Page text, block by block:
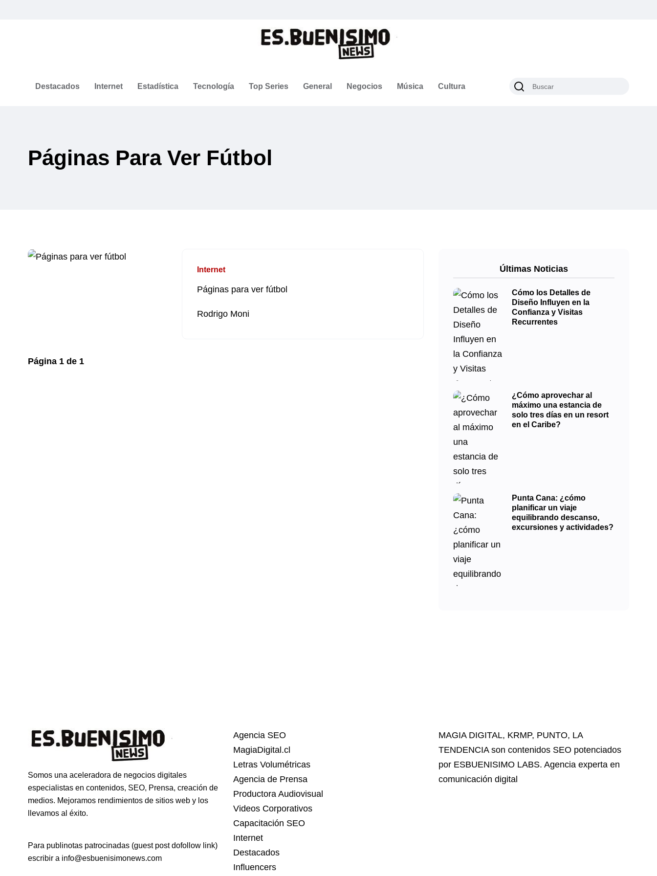
Destacados Internet Estadística Tecnología Top Series General Negocios Música Cultura
Páginas Para Ver Fútbol
Internet
Páginas para ver fútbol
Rodrigo Moni
Página 1 de 1
Últimas Noticias
Cómo los Detalles de
Diseño Influyen en la
Confianza y Visitas
Recurrentes
¿Cómo aprovechar al
máximo una estancia de
solo tres días en un resort
en el Caribe?
Punta Cana: ¿cómo
planificar un viaje
equilibrando descanso,
excursiones y actividades?
Somos una aceleradora de negocios digitales
especialistas en contenidos, SEO, Prensa, creación de
medios. Mejoramos rendimientos de sitios web y los
llevamos al éxito.
Para publinotas patrocinadas (guest post dofollow link)
escribir a info@esbuenisimonews.com
Agencia SEO
MagiaDigital.cl
Letras Volumétricas
Agencia de Prensa
Productora Audiovisual
Videos Corporativos
Capacitación SEO
Internet
Destacados
Influencers
MAGIA DIGITAL, KRMP, PUNTO, LA
TENDENCIAson contenidos SEO potenciados
por ESBUENISIMO LABS. Agencia experta en
comunicación digital